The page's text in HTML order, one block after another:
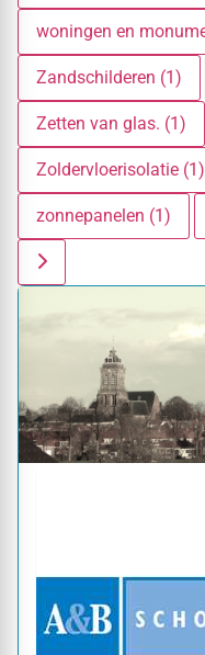
woningen en
Zandschilderen (1)
Zetten van glas. (1)
Zoldervloerisolatie (1)
zonnepanelen (1)